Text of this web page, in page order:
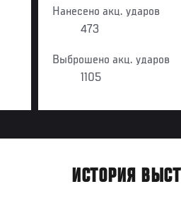
Нанесено акц. ударов
473
Выброшено акц. ударов
1105
ИСТОРИЯ